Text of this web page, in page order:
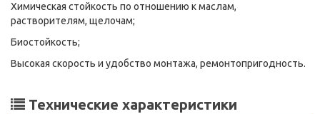
Химическая стойкость по отношению к маслам,
растворителям, щелочам;
Биостойкость;
Высокая скорость и удобство монтажа, ремонтопригодность.
Технические характеристики